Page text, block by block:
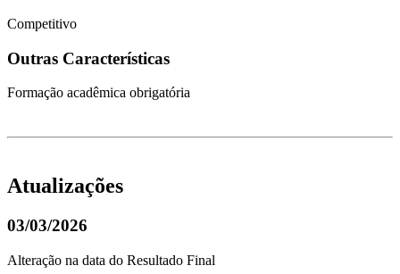
Competitivo
Outras Características
Formação acadêmica obrigatória
Atualizações
03/03/2026
Alteração na data do Resultado Final